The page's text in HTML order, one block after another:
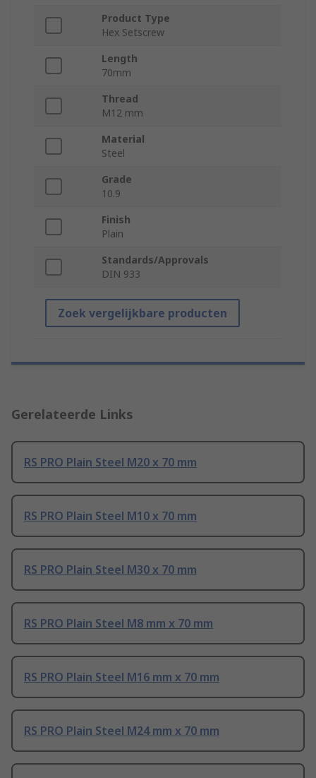
Product Type
Hex Setscrew
Length
70mm
Thread
M12 mm
Material
Steel
Grade
10.9
Finish
Plain
Standards/Approvals
DIN 933
Zoek vergelijkbare producten
Gerelateerde Links
RS PRO Plain Steel M20 x 70 mm
RS PRO Plain Steel M10 x 70 mm
RS PRO Plain Steel M30 x 70 mm
RS PRO Plain Steel M8 mm x 70 mm
RS PRO Plain Steel M16 mm x 70 mm
RS PRO Plain Steel M24 mm x 70 mm